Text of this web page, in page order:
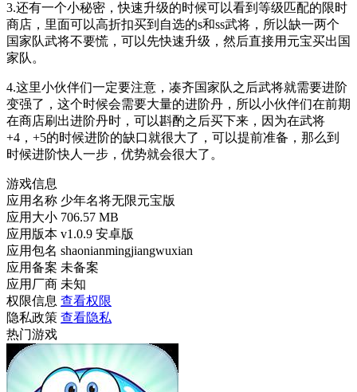
3.还有一个小秘密，快速升级的时候可以看到等级匹配的限时
商店，里面可以高折扣买到自选的s和ss武将，所以缺一两个
国家队武将不要慌，可以先快速升级，然后直接用元宝买出国
家队。
4.这里小伙伴们一定要注意，凑齐国家队之后武将就需要进阶
变强了，这个时候会需要大量的进阶丹，所以小伙伴们在前期
在商店刷出进阶丹时，可以斟酌之后买下来，因为在武将
+4，+5的时候进阶的缺口就很大了，可以提前准备，那么到
时候进阶快人一步，优势就会很大了。
游戏信息
应用名称 少年名将无限元宝版
应用大小 706.57 MB
应用版本 v1.0.9 安卓版
应用包名 shaonianmingjiangwuxian
应用备案 未备案
应用厂商 未知
权限信息 查看权限
隐私政策 查看隐私
热门游戏